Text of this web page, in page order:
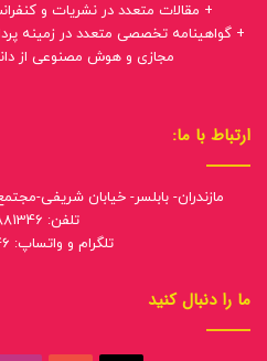
+ مقالات متعدد در نشریات و
+ گواهینامه تخصصی متعدد در زمینه
مجازی و هوش مصنوعی از
ارتباط با ما:
مازندران- بابلسر- خیابان شریفی-مجتمع
تلفن: 09031881346
تلگرام و واتساپ: 09031881346
ما را دنبال کنید